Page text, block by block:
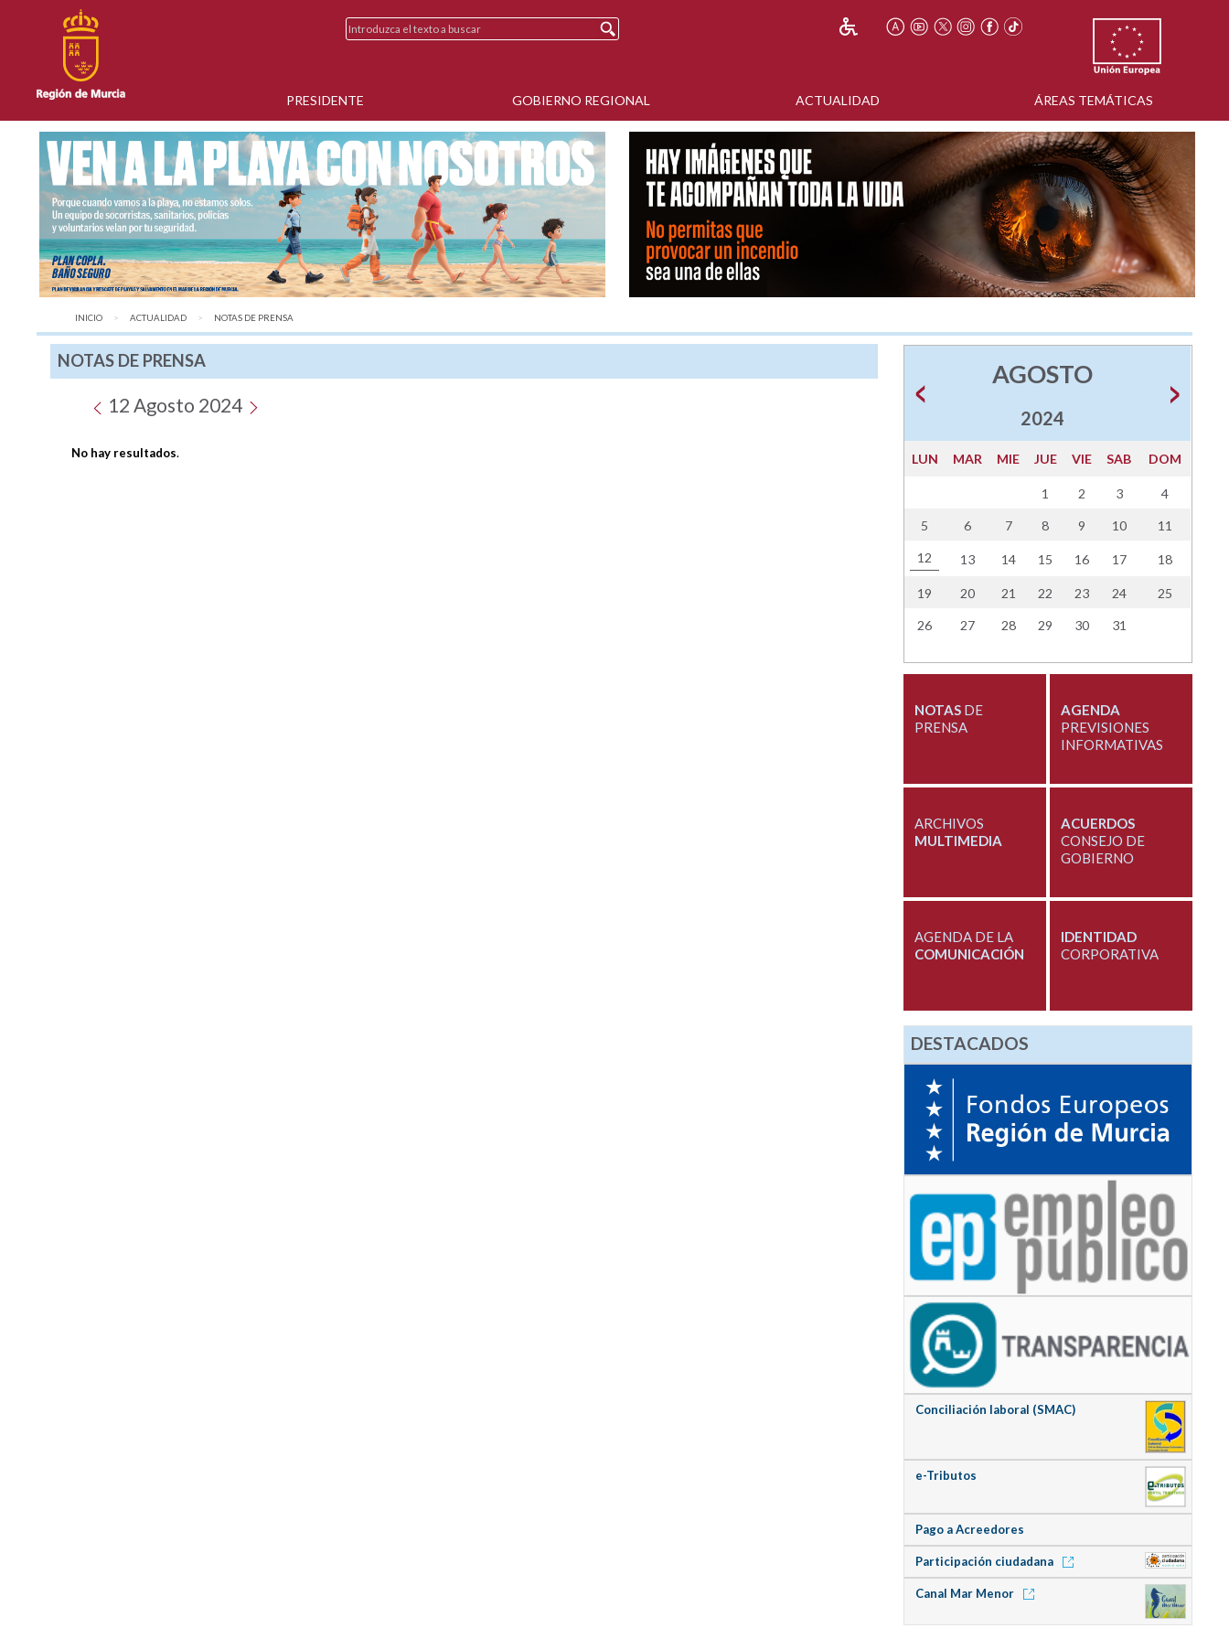
PRESIDENTE GOBIERNO REGIONAL ACTUALIDAD ÁREAS TEMÁTICAS
INICIO ACTUALIDAD AQUÍ:
NOTAS DE PRENSA
NOTAS DE PRENSA
12 Agosto 2024
No hay resultados.
AGOSTO
2024
LUN MAR MIE JUE VIE SAB DOM
1 2 3 4
5 6 7 8 9 10 11
12 13 14 15 16 17 18
19 20 21 22 23 24 25
26 27 28 29 30 31
NOTASDE
PRENSA
AGENDA
PREVISIONES
INFORMATIVAS
ARCHIVOS
MULTIMEDIA
ACUERDOS
CONSEJO DE
GOBIERNO
AGENDA DE LA
COMUNICACIÓN
IDENTIDAD
CORPORATIVA
DESTACADOS
Conciliación laboral (SMAC)
e-Tributos
Pago a Acreedores
Participación ciudadana
Canal Mar Menor